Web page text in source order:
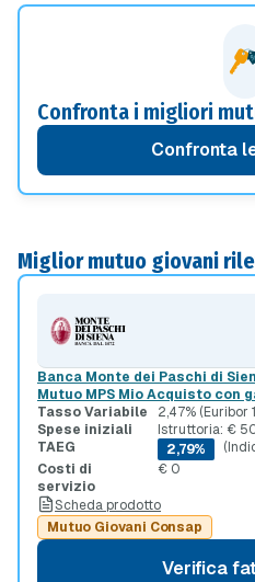
Confronta i migliori
Confronta
Miglior mutuo giovani
Banca Monte dei Paschi di
Mutuo MPS Mio Acquisto con
Tasso Variabile
2,47% (Euribor
Spese iniziali
Istruttoria: €
TAEG
2,79%
Costi di
servizio
€ 0
Scheda prodotto
Mutuo Giovani Consap
Verifica